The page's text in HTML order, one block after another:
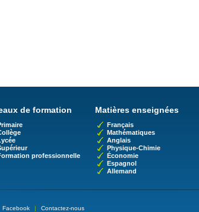
de formation
professionnelle
Matières enseignées
Français
Mathématiques
Anglais
Physique-Chimie
Économie
Espagnol
Allemand
Facebook | Contactez-nous